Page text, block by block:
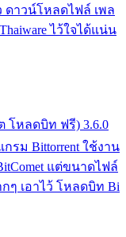
ดาวน์โหลดไฟล์ เพล
ไว้ใจได้แน่น
โหลดบิท ฟรี) 3.6.0
รม Bittorrent ใช้งาน
แต่ขนาดไฟล์
ๆ เอาไว้ โหลดบิท Bi